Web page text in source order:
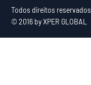
Todos direitos reservados
© 2016 by XPER GLOBAL